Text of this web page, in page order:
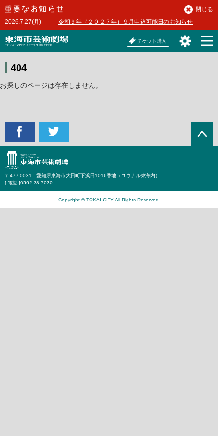
本
文
へ2026.7.27(月) 令和９年（２０２７年）９月申込可能日のお知らせ
閉じる
チケット購入
404
お探しのページは存在しません。
〒477-0031 愛知県東海市大田町下浜田1016番地（ユウナル東海内）
[ 電話 ]0562-38-7030
Copyright © TOKAI CITY All Rights Reserved.